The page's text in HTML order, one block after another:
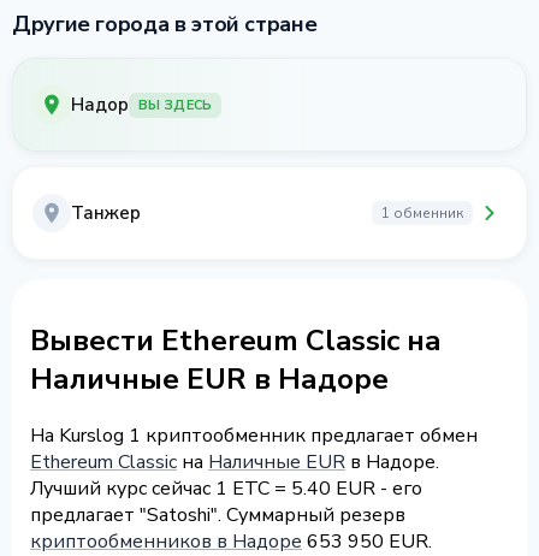
Другие города в этой стране
Надор ВЫ ЗДЕСЬ
Танжер 1 обменник
Вывести Ethereum Classic на
Наличные EUR в Надоре
На Kurslog 1 криптообменник предлагает обмен
Ethereum Classic на Наличные EUR в Надоре.
Лучший курс сейчас 1 ETC = 5.40 EUR - его
предлагает "Satoshi". Суммарный резерв
криптообменников в Надоре 653 950 EUR.